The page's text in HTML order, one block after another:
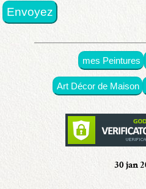
avec
prix
exposées
mes Peintures
Art Décor de Maison
30 jan